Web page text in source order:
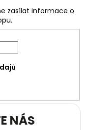
zasílat informace o
NÁS